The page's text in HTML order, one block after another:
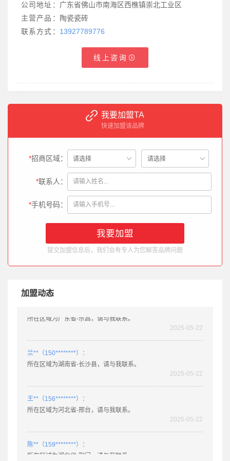
公司地址： 广东省佛山市南海区西樵镇崇北工业区
主营产品：
陶瓷瓷砖
联系方式： 13927789776
线上咨询
我要加盟TA
快速加盟该品牌
*招商区域：
*联系人：
*手机号码：
提交加盟信息后，我们会有专人为您解答品牌问题
加盟动态
姚**（189********）：
所在区域为湖北省-老河口，请与我联系。
所在区域为广东省-乐昌，请与我联系。
2025-05-22
兰**（150********）：
所在区域为湖南省-长沙县，请与我联系。
2025-05-22
王**（156********）：
所在区域为河北省-邢台，请与我联系。
2025-05-22
陈**（159********）：
所在区域为湖北省-荆门，请与我联系。